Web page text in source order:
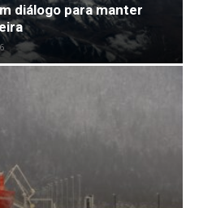
diálogo para manter